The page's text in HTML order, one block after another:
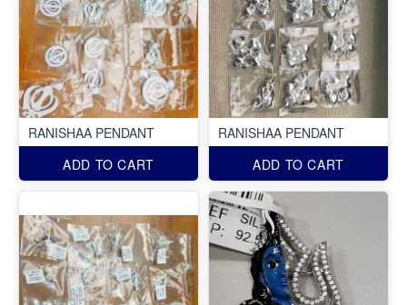
RANISHAA PENDANT
ADD TO CART
RANISHAA PENDANT
ADD TO CART